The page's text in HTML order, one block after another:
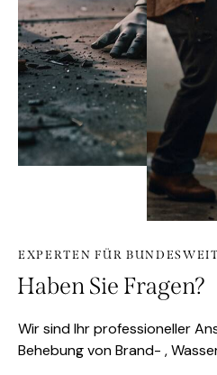
EXPERTEN FÜR
Haben Sie Fragen?
Wir sind Ihr professioneller
Behebung von Brand- ,